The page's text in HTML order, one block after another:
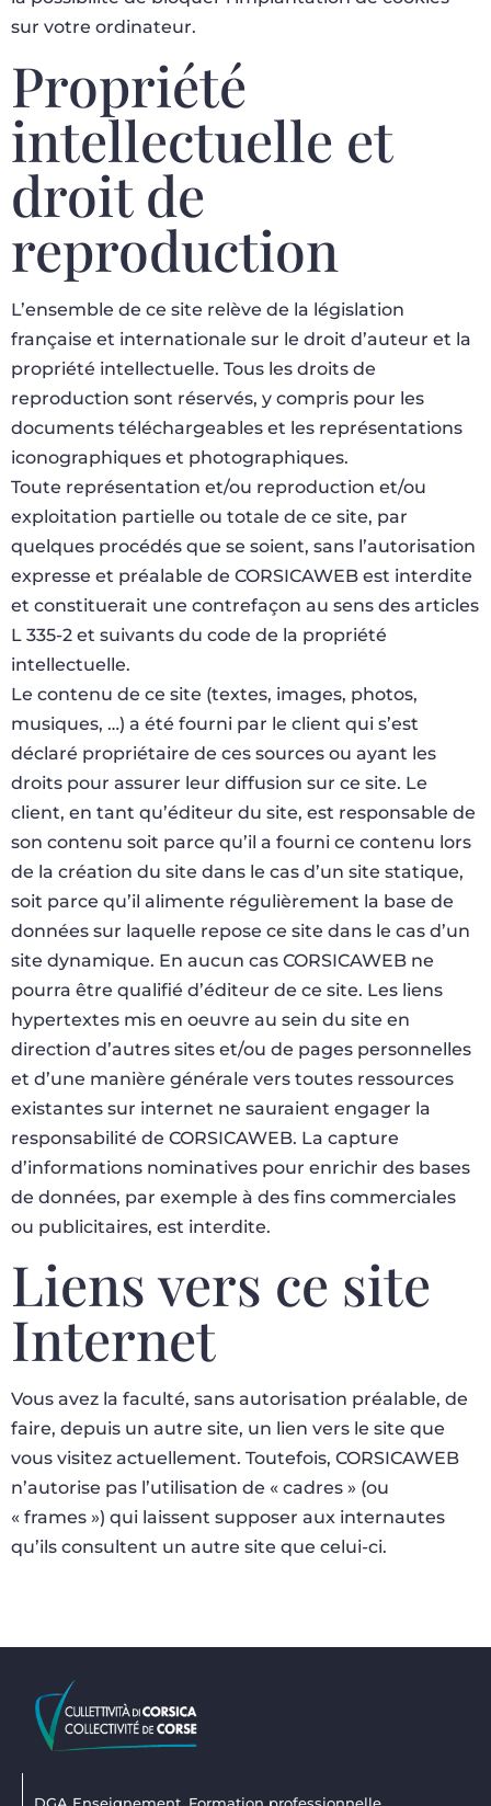
sur votre ordinateur.
Propriété
intellectuelle et
droit de
reproduction
L’ensemble de ce site relève de la législation
française et internationale sur le droit d’auteur et la
propriété intellectuelle. Tous les droits de
reproduction sont réservés, y compris pour les
documents téléchargeables et les représentations
iconographiques et photographiques.
Toute représentation et/ou reproduction et/ou
exploitation partielle ou totale de ce site, par
quelques procédés que se soient, sans l’autorisation
expresse et préalable de CORSICAWEB est interdite
et constituerait une contrefaçon au sens des articles
L 335-2 et suivants du code de la propriété
intellectuelle.
Le contenu de ce site (textes, images, photos,
musiques, …) a été fourni par le client qui s’est
déclaré propriétaire de ces sources ou ayant les
droits pour assurer leur diffusion sur ce site. Le
client, en tant qu’éditeur du site, est responsable de
son contenu soit parce qu’il a fourni ce contenu lors
de la création du site dans le cas d’un site statique,
soit parce qu’il alimente régulièrement la base de
données sur laquelle repose ce site dans le cas d’un
site dynamique. En aucun cas CORSICAWEB ne
pourra être qualifié d’éditeur de ce site. Les liens
hypertextes mis en oeuvre au sein du site en
direction d’autres sites et/ou de pages personnelles
et d’une manière générale vers toutes ressources
existantes sur internet ne sauraient engager la
responsabilité de CORSICAWEB. La capture
d’informations nominatives pour enrichir des bases
de données, par exemple à des fins commerciales
ou publicitaires, est interdite.
Liens vers ce site
Internet
Vous avez la faculté, sans autorisation préalable, de
faire, depuis un autre site, un lien vers le site que
vous visitez actuellement. Toutefois, CORSICAWEB
n’autorise pas l’utilisation de « cadres » (ou
« frames ») qui laissent supposer aux internautes
qu’ils consultent un autre site que celui-ci.